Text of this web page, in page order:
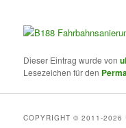
Dieser Eintrag wurde von
Lesezeichen für den
COPYRIGHT © 2011-2026